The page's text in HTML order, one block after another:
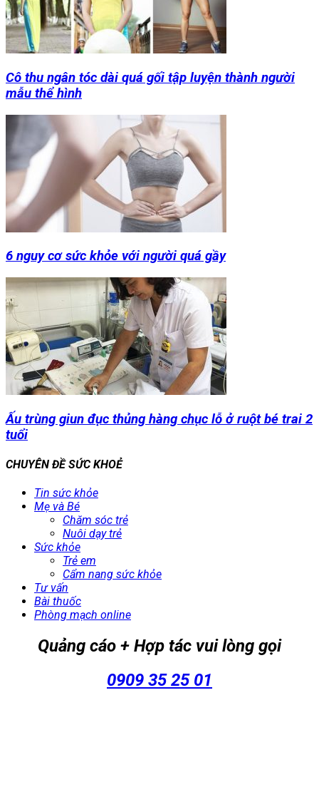
Cô thu ngân tóc dài quá gối tập luyện thành người
mẫu thể hình
6 nguy cơ sức khỏe với người quá gầy
Ấu trùng giun đục thủng hàng chục lỗ ở ruột bé trai 2
tuổi
CHUYÊN ĐỀ SỨC KHOẺ
Tin sức khỏe
Mẹ và Bé
Chăm sóc trẻ
Nuôi dạy trẻ
Sức khỏe
Trẻ em
Cẩm nang sức khỏe
Tư vấn
Bài thuốc
Phòng mạch online
Quảng cáo + Hợp tác vui lòng gọi
0909 35 25 01